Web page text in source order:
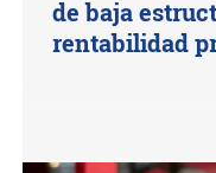
de baja
rentabilidad